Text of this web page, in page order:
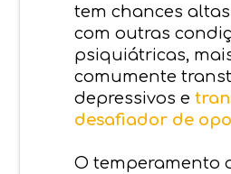
tem chances
com outras
psiquiátricas,
comumente
depressivos e
desafiador de
O temperamento